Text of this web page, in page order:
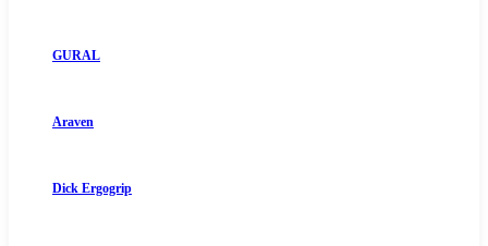
GURAL
Araven
Dick Ergogrip